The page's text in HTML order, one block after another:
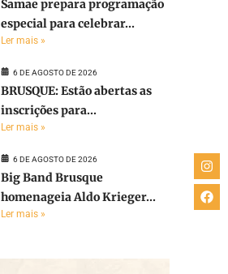
Samae prepara programação
especial para celebrar...
Ler mais »
6 DE AGOSTO DE 2026
BRUSQUE: Estão abertas as
inscrições para...
Ler mais »
6 DE AGOSTO DE 2026
Big Band Brusque
homenageia Aldo Krieger...
Ler mais »